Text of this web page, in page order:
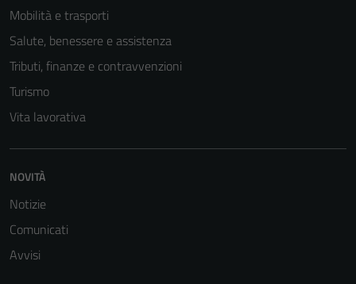
Mobilità e trasporti
Salute, benessere e assistenza
Tributi, finanze e contravvenzioni
Turismo
Vita lavorativa
NOVITÀ
Notizie
Comunicati
Avvisi